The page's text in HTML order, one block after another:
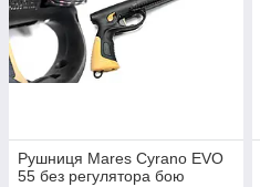
Рушниця Mares Cyrano EVO
55 без регулятора бою